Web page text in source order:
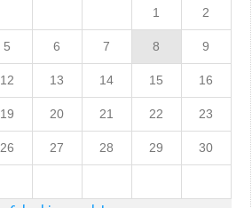
1 2
5 6 7 8 9
12 13 14 15 16
19 20 21 22 23
26 27 28 29 30